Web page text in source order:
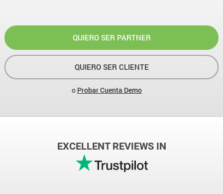
QUIERO SER PARTNER
QUIERO SER CLIENTE
o Probar Cuenta Demo
EXCELLENT REVIEWS IN